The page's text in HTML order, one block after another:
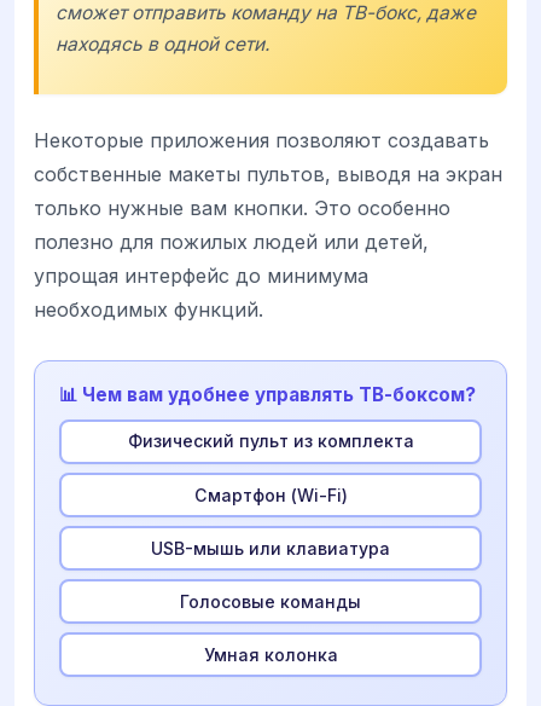
сможет отправить команду на ТВ-бокс, даже
находясь в одной сети.
Некоторые приложения позволяют создавать
собственные макеты пультов, выводя на экран
только нужные вам кнопки. Это особенно
полезно для пожилых людей или детей,
упрощая интерфейс до минимума
необходимых функций.
📊 Чем вам удобнее управлять ТВ-боксом?
Физический пульт из комплекта
Смартфон (Wi-Fi)
USB-мышь или клавиатура
Голосовые команды
Умная колонка